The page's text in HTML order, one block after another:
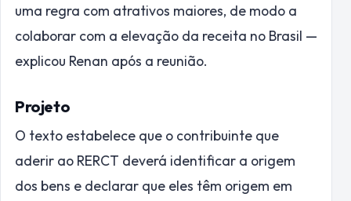
uma regra com atrativos maiores, de modo a
colaborar com a elevação da receita no Brasil —
explicou Renan após a reunião.
Projeto
O texto estabelece que o contribuinte que
aderir ao RERCT deverá identificar a origem
dos bens e declarar que eles têm origem em